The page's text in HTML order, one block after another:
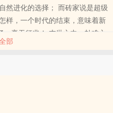
然进化的选择； 而砖家说是超级
样，一个时代的结束，意味着新
毫无征兆！ 末世之中，劫难之
成神之道，更是自己的道！
部